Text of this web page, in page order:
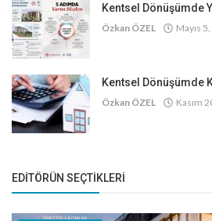
Kentsel Dönüşümde
Özkan ÖZEL Mayıs
Kentsel Dönüşümde
Özkan ÖZEL Kasım
EDITÖRÜN SEÇTIKLERI